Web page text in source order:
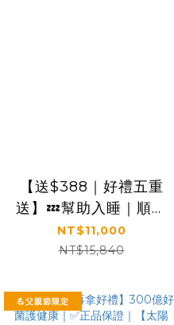
【送$388｜好禮五重
送】💤幫助入睡｜順暢
排便｜✅正品保證｜
【太陽星】全效克菲爾
*8盒)
NT$11,000
NT$15,840
💪父親節限定